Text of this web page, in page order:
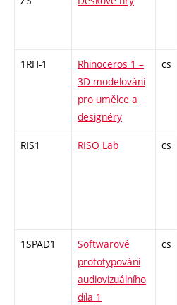
1RH-1
Rhinoceros 1 –
3D modelování
pro umělce a
designéry
cs
RIS1 RISO Lab cs
1SPAD1
Softwarové
prototypování
audiovizuálního
díla 1
cs